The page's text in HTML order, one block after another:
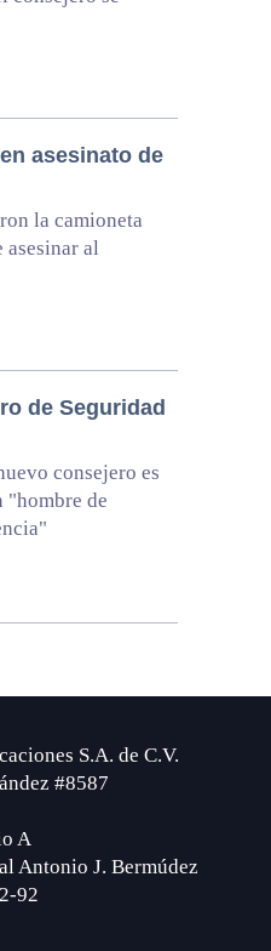
asesinato de
la camioneta
al
de Seguridad
consejero es
"hombre de
S.A. de C.V.
#8587
A
Antonio J. Bermúdez
92